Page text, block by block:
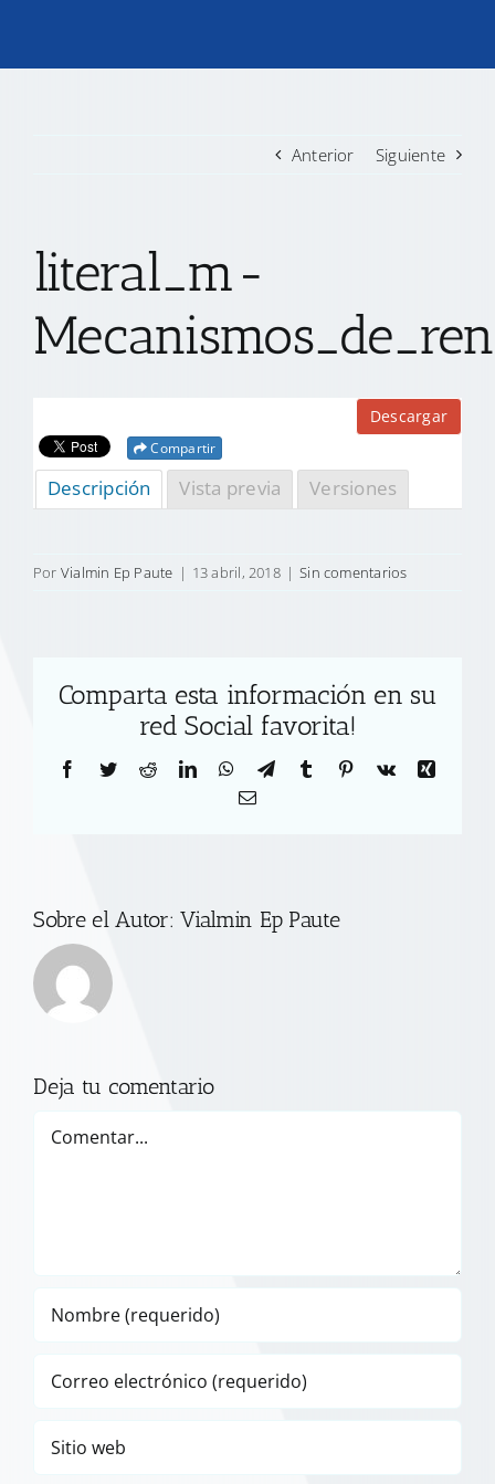
TRANSPARENCIA
CONTACTO
Anterior Siguiente
literal_m-
Descargar
Compartir
Descripción Vista previa Versiones
Por Vialmin Ep Paute | 13 abril, 2018 | Sin comentarios
Comparta esta información en su
red Social favorita!
Facebook
TwitterRedditLinkedInWhatsApp
TelegramTumblr Pinterest
Vk
Xing
Correo
Sobre el Autor:Vialmin Ep Paute
Deja tu comentario